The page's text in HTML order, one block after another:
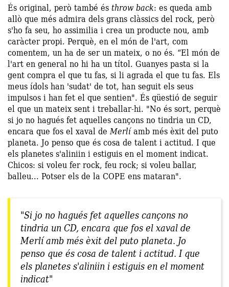
És original, però també ésthrow back: es queda amb
allò que més admira dels grans clàssics del rock, però
s'ho fa seu, ho assimilia i crea un producte nou, amb
caràcter propi. Perquè, en el món de l'art, com
comentem, un ha de ser un mateix, o no és. “El món de
l'art en general no hi ha un títol. Guanyes pasta si la
gent compra el que tu fas, si li agrada el que tu fas. Els
meus ídols han 'sudat' de tot, han seguit els seus
impulsos i han fet el que sentien". És qüestió de seguir
el que un mateix sent i treballar-hi. "No és sort, perquè
si jo no hagués fet aquelles cançons no tindria un CD,
encara que fos el xaval deMerlíamb més èxit del puto
planeta. Jo penso que és cosa de talent i actitud. I que
els planetes s'aliniin i estiguis en el moment indicat.
Chicos: si voleu fer rock, feu rock; si voleu ballar,
balleu... Potser els de la COPE ens mataran".
"Si jo no hagués fet aquelles cançons no
tindria un CD, encara que fos el xaval de
Merlíamb més èxit del puto planeta. Jo
penso que és cosa de talent i actitud. I que
els planetes s'aliniin i estiguis en el moment
indicat"